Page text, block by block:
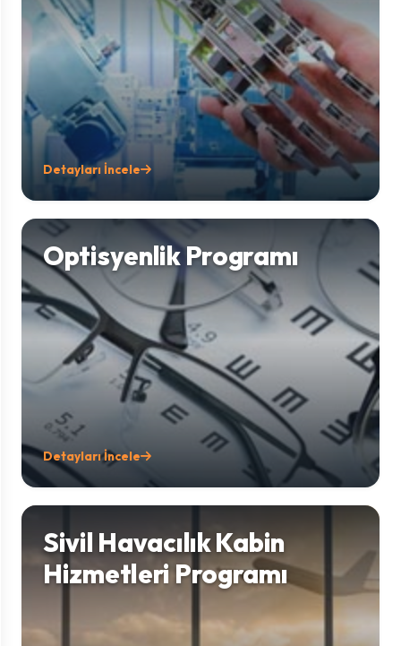
Detayları İncele
Optisyenlik Programı
Detayları İncele
Sivil Havacılık Kabin
Hizmetleri Programı